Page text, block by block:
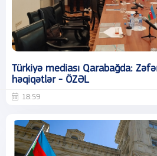
Türkiyə mediası Qarabağda:
həqiqətlər - ÖZƏL
18:59